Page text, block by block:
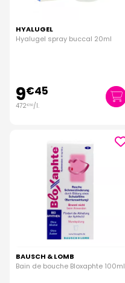
HYALUGEL
Hyalugel spray buccal 20ml
9€45
472€50/l.
BAUSCH & LOMB
Bain de bouche Bloxaphte 100ml